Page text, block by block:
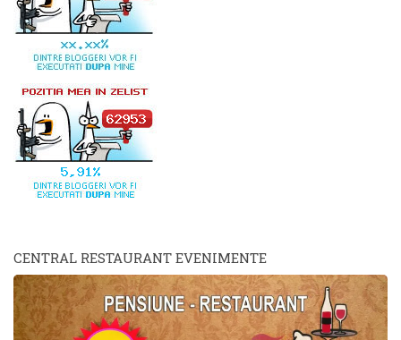
CENTRAL RESTAURANT EVENIMENTE